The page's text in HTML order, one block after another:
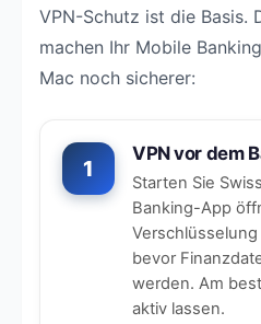
VPN-Schutz ist die Basis.
machen Ihr Mobile
Mac noch sicherer:
1
VPN vor dem
Starten Sie
Banking-App
bevor
werden. Am
aktiv lassen.